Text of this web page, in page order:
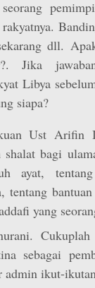
dll.
Jika
Libya
siapa?
Ust Arifin
bagi
ayat,
tentang
yang
sebagai
admin ikut-